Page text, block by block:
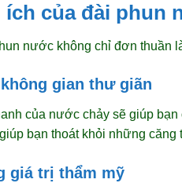
ích của đài phun
nước không chỉ đơn thuần
gian thư giãn
của nước chảy sẽ giúp
bạn thoát khỏi những căng
giá trị thẩm mỹ